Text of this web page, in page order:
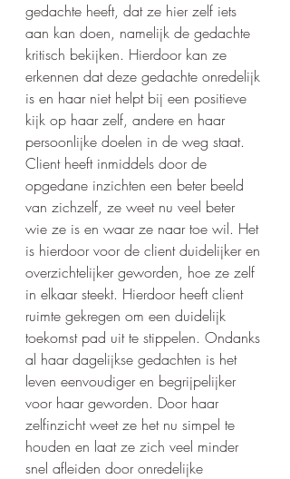
gedachte heeft, dat ze hier zelf iets
aan kan doen, namelijk de gedachte
kritisch bekijken. Hierdoor kan ze
erkennen dat deze gedachte onredelijk
is en haar niet helpt bij een positieve
kijk op haar zelf, andere en haar
persoonlijke doelen in de weg staat.
Client heeft inmiddels door de
opgedane inzichten een beter beeld
van zichzelf, ze weet nu veel beter
wie ze is en waar ze naar toe wil. Het
is hierdoor voor de client duidelijker en
overzichtelijker geworden, hoe ze zelf
in elkaar steekt. Hierdoor heeft client
ruimte gekregen om een duidelijk
toekomst pad uit te stippelen. Ondanks
al haar dagelijkse gedachten is het
leven eenvoudiger en begrijpelijker
voor haar geworden. Door haar
zelfinzicht weet ze het nu simpel te
houden en laat ze zich veel minder
snel afleiden door onredelijke